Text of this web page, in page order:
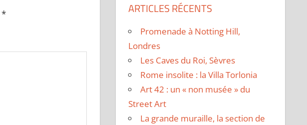
* ARTICLES RÉCENTS
Promenade à Notting Hill,
Londres
Les Caves du Roi, Sèvres
Rome insolite : la Villa Torlonia
Art 42 : un « non musée » du
Street Art
La grande muraille, la section de